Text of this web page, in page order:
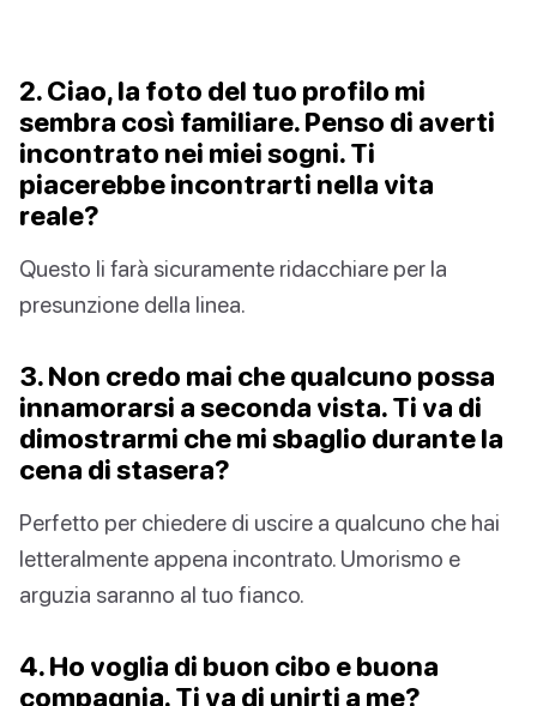
2. Ciao, la foto del tuo profilo mi
sembra così familiare. Penso di averti
incontrato nei miei sogni. Ti
piacerebbe incontrarti nella vita
reale?
Questo li farà sicuramente ridacchiare per la
presunzione della linea.
3. Non credo mai che qualcuno possa
innamorarsi a seconda vista. Ti va di
dimostrarmi che mi sbaglio durante la
cena di stasera?
Perfetto per chiedere di uscire a qualcuno che hai
letteralmente appena incontrato. Umorismo e
arguzia saranno al tuo fianco.
4. Ho voglia di buon cibo e buona
compagnia. Ti va di unirti a me?